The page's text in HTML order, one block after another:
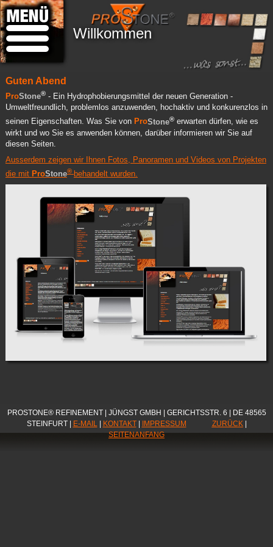
Willkommen
Guten Abend
ProStone®- Ein Hydrophobierungsmittel der neuen Generation -
Umweltfreundlich, problemlos anzuwenden, hochaktiv und konkurenzlos in
seinen Eigenschaften. Was Sie von ProStone®erwarten dürfen, wie es
wirkt und wo Sie es anwenden können, darüber informieren wir Sie auf
diesen Seiten.
Ausserdem zeigen wir Ihnen Fotos, Panoramen und Videos von Projekten
die mit ProStone® behandelt wurden.
PROSTONE® REFINEMENT | JÜNGST GMBH | GERICHTSSTR. 6 | DE 48565
STEINFURT |
E-MAIL| KONTAKT| IMPRESSUM ZURÜCK|
SEITENANFANG